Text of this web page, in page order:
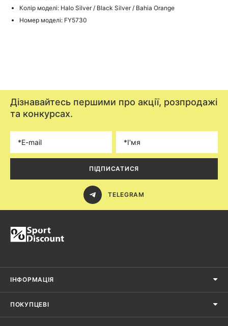
Колір моделі: Halo Silver / Black Silver / Bahia Orange
Номер моделі: FY5730
Дізнавайтесь першими про акції, розпродажі
та конкурсах.
ПІДПИСАТИСЯ
TELEGRAM
ІНФОРМАЦІЯ
ПОКУПЦЕВІ